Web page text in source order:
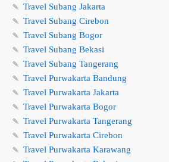
🍡 Travel Subang Jakarta
🍡 Travel Subang Cirebon
🍡 Travel Subang Bogor
🍡 Travel Subang Bekasi
🍡 Travel Subang Tangerang
🍡 Travel Purwakarta Bandung
🍡 Travel Purwakarta Jakarta
🍡 Travel Purwakarta Bogor
🍡 Travel Purwakarta Tangerang
🍡 Travel Purwakarta Cirebon
🍡 Travel Purwakarta Karawang